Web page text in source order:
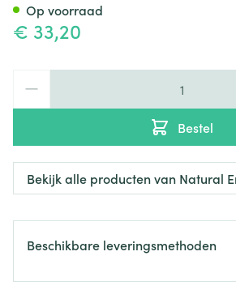
€ 33,20
Bestel
Op voorraad
Bekijk alle producten van Natural
Beschikbare leveringsmethoden